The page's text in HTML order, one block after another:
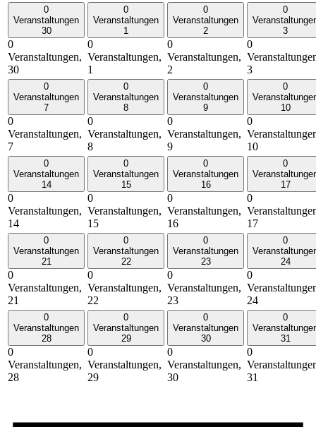
0
Veranstaltungen
30
0
Veranstaltungen,
30
0
Veranstaltungen
1
0
Veranstaltungen,
1
0
Veranstaltungen
2
0
Veranstaltungen,
2
0
3
0
3
0
Veranstaltungen
7
0
Veranstaltungen,
7
0
Veranstaltungen
8
0
Veranstaltungen,
8
0
Veranstaltungen
9
0
Veranstaltungen,
9
0
10
0
10
0
Veranstaltungen
14
0
Veranstaltungen,
14
0
Veranstaltungen
15
0
Veranstaltungen,
15
0
Veranstaltungen
16
0
Veranstaltungen,
16
0
17
0
17
0
Veranstaltungen
21
0
Veranstaltungen,
21
0
Veranstaltungen
22
0
Veranstaltungen,
22
0
Veranstaltungen
23
0
Veranstaltungen,
23
0
24
0
24
0
Veranstaltungen
28
0
Veranstaltungen,
28
0
Veranstaltungen
29
0
Veranstaltungen,
29
0
Veranstaltungen
30
0
Veranstaltungen,
30
0
31
0
31